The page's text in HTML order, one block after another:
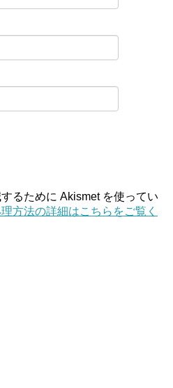
るために Akismet を使ってい
方法の詳細はこちらをご覧く